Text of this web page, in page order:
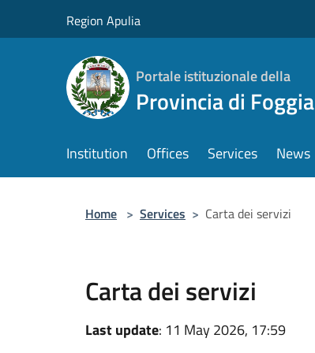
Region Apulia
Portale istituzionale della
Provincia di Foggia
Institution Offices Services News
Home > Services > Carta dei servizi
Carta dei servizi
Last update: 11 May 2026, 17:59